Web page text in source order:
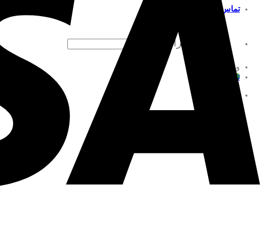
تماس با ما
جستجو برای:
ورود
ثبت نام